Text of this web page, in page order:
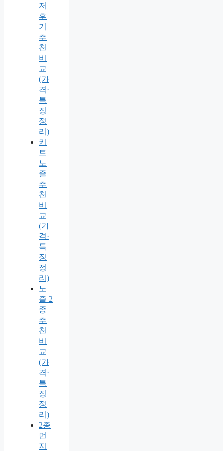
저
후
기
추
천
비
교
(가
격·
특
징
정
리)
키
트
노
즐
추
천
비
교
(가
격·
특
징
정
리)
노
즐 2
종
추
천
비
교
(가
격·
특
징
정
리)
2종
먼
지